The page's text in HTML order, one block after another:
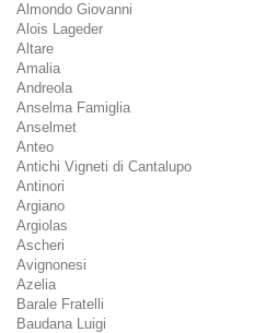
Almondo Giovanni
Alois Lageder
Altare
Amalia
Andreola
Anselma Famiglia
Anselmet
Anteo
Antichi Vigneti di Cantalupo
Antinori
Argiano
Argiolas
Ascheri
Avignonesi
Azelia
Barale Fratelli
Baudana Luigi